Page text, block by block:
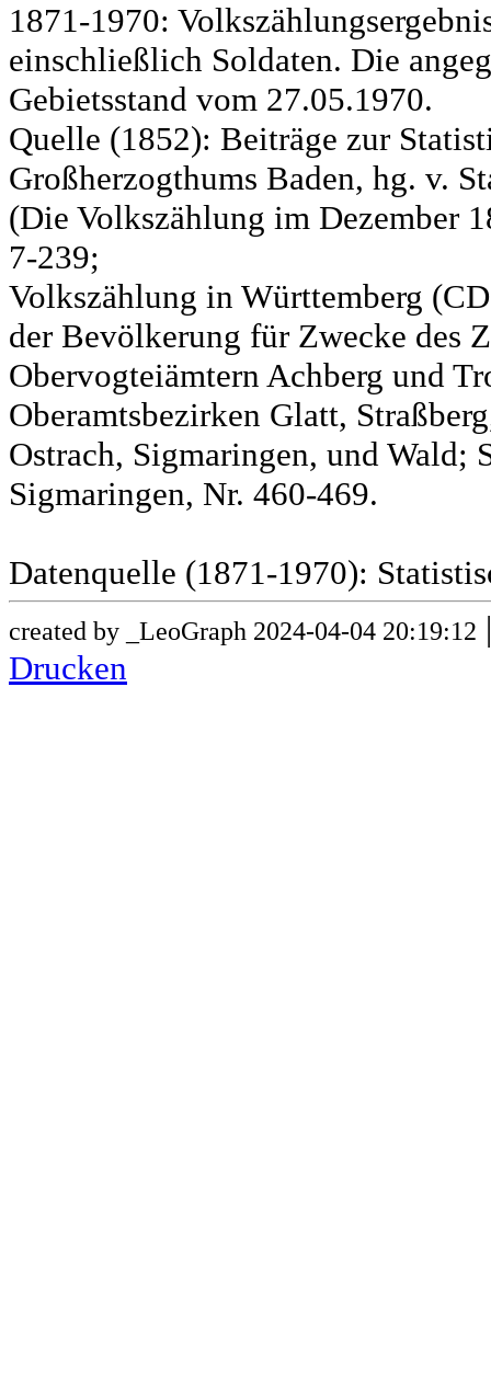
1871-1970:
einschließlich Soldaten. Die
Gebietsstand vom 27.05.1970.
Quelle (1852): Beiträge zur
Großherzogthums Baden, hg. v.
(Die Volkszählung im Dezember
7-239;
Volkszählung in Württemberg
der Bevölkerung für Zwecke des
Obervogteiämtern Achberg und
Oberamtsbezirken Glatt,
Ostrach, Sigmaringen, und Wald;
Sigmaringen, Nr. 460-469.
Datenquelle (1871-1970):
created by _LeoGraph 2024-04-04 20:19:12
Drucken